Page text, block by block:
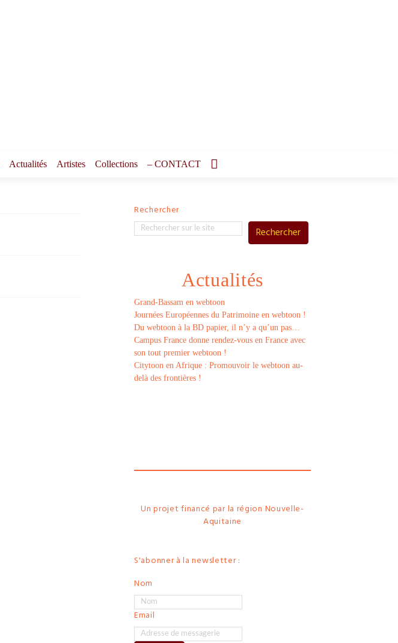
Actualités Artistes Collections – CONTACT
Rechercher
Rechercher
Actualités
Grand-Bassam en webtoon
Journées Européennes du Patrimoine en webtoon !
Du webtoon à la BD papier, il n’y a qu’un pas…
Campus France donne rendez-vous en France avec
son tout premier webtoon !
Citytoon en Afrique : Promouvoir le webtoon au-
delà des frontières !
Un projet financé par la région Nouvelle-
Aquitaine
S'abonner à la newsletter :
Nom
Email